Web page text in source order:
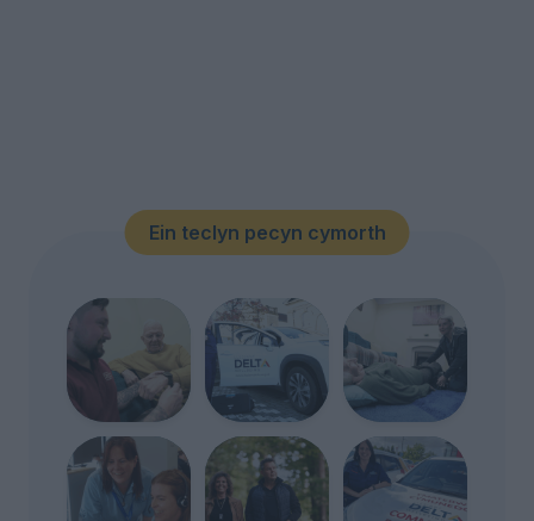
Ein teclyn pecyn cymorth